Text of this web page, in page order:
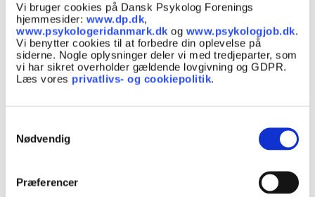
Vi bruger cookies på Dansk Psykolog Forenings
hjemmesider: www.dp.dk,
www.psykologeridanmark.dk og www.psykologjob.dk.
Vi benytter cookies til at forbedre din oplevelse på
siderne. Nogle oplysninger deler vi med tredjeparter, som
vi har sikret overholder gældende lovgivning og GDPR.
Læs vores privatlivs- og cookiepolitik.
Nødvendig
Præferencer
Vi kan alle blive ramt af stress, men personer
forståelse for de behov, autismen kan medføre.